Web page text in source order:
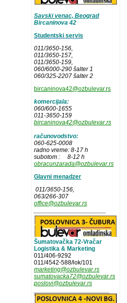
Savski venac, Beograd
Bircaninova 42
Studentski servis
011/3650-156,
011/3650-157,
011/3650-159,
060/6000-290 šalter 1
060/325-2207 šalter 2
bircaninova42@ozbulevar.rs
komercijala:
060/600-1655
011-3650-159
bircaninova42@ozbulevar.rs
računovodstvo:
060-625-0008
radno vreme: 8-17 h
subotom : 8-12 h
obracunzarada@ozbulevar.rs
Glavni menadzer
011/3650-156,
063/266-307
office@ozbulevar.rs
Šumatovačka 72-Vračar
Logistika & Marketing
011/406-9292
011/4542-588/lok/101
marketing@ozbulevar.rs
sumatovacka72@ozbulevar.rs
poslovi@ozbulevar.rs